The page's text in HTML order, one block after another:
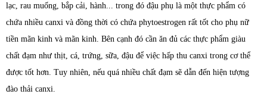
lạc, rau muống, bắp cải, hành... trong đó đậu phụ là một thực phẩm có
chứa nhiều canxi và đồng thời có chứa phytoestrogen rất tốt cho phụ nữ
tiền mãn kinh và mãn kinh. Bên cạnh đó cần ăn đủ các thực phẩm giàu
chất đạm như thịt, cá, trứng, sữa, đậu để việc hấp thu canxi trong cơ thể
được tốt hơn. Tuy nhiên, nếu quá nhiều chất đạm sẽ dẫn đến hiện tượng
đào thải canxi.